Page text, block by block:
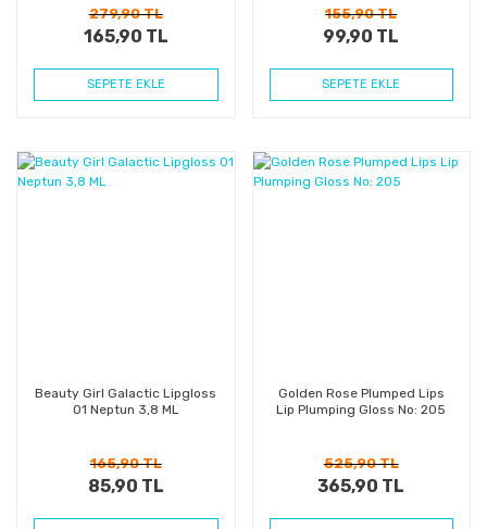
279,90 TL
165,90 TL
SEPETE EKLE
155,90 TL
99,90 TL
SEPETE EKLE
Beauty Girl Galactic Lipgloss
01 Neptun 3,8 ML
165,90 TL
85,90 TL
Golden Rose Plumped Lips
Lip Plumping Gloss No: 205
525,90 TL
365,90 TL